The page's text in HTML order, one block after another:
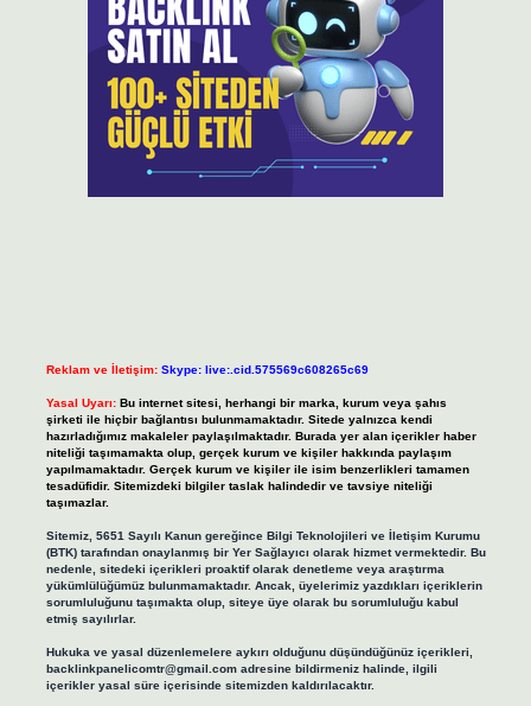
Reklam ve İletişim: Skype: live:.cid.575569c608265c69
Yasal Uyarı: Bu internet sitesi, herhangi bir marka, kurum veya şahıs
şirketi ile hiçbir bağlantısı bulunmamaktadır. Sitede yalnızca kendi
hazırladığımız makaleler paylaşılmaktadır. Burada yer alan içerikler haber
niteliği taşımamakta olup, gerçek kurum ve kişiler hakkında paylaşım
yapılmamaktadır. Gerçek kurum ve kişiler ile isim benzerlikleri tamamen
tesadüfidir. Sitemizdeki bilgiler taslak halindedir ve tavsiye niteliği
taşımazlar.
Sitemiz, 5651 Sayılı Kanun gereğince Bilgi Teknolojileri ve İletişim Kurumu
(BTK) tarafından onaylanmış bir Yer Sağlayıcı olarak hizmet vermektedir. Bu
nedenle, sitedeki içerikleri proaktif olarak denetleme veya araştırma
yükümlülüğümüz bulunmamaktadır. Ancak, üyelerimiz yazdıkları içeriklerin
sorumluluğunu taşımakta olup, siteye üye olarak bu sorumluluğu kabul
etmiş sayılırlar.
Hukuka ve yasal düzenlemelere aykırı olduğunu düşündüğünüz içerikleri,
backlinkpanelicomtr@gmail.comadresine bildirmeniz halinde, ilgili
içerikler yasal süre içerisinde sitemizden kaldırılacaktır.